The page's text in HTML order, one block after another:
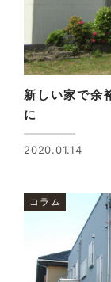
新しい家で余
に
2020.01.14
コラム